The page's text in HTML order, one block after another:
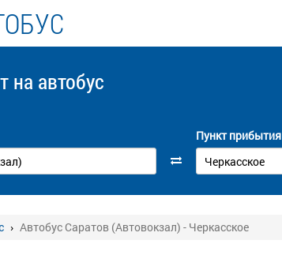
на автобус
Пункт прибытия
Автобус Саратов (Автовокзал) - Черкасское